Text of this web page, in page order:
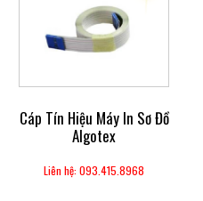
Cáp Tín Hiệu Máy In Sơ Đồ
Algotex
Liên hệ: 093.415.8968